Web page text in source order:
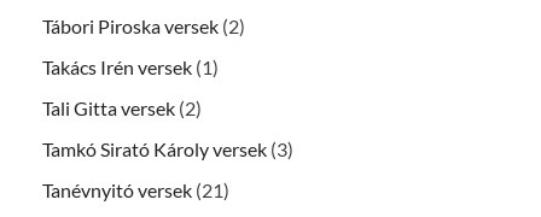
Tábori Piroska versek (2)
Takács Irén versek (1)
Tali Gitta versek (2)
Tamkó Sirató Károly versek (3)
Tanévnyitó versek (21)